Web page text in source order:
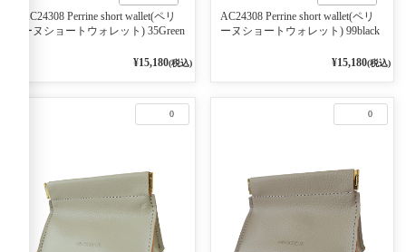
AC24308 Perrine short wallet(ペリ
ーヌショートウォレット) 35Green
¥15,180(税込)
AC24308 Perrine short wallet(ペリ
ーヌショートウォレット) 99black
¥15,180(税込)
0 0